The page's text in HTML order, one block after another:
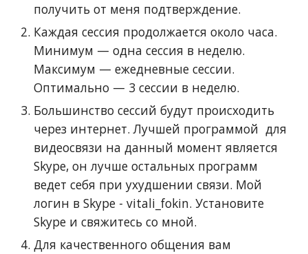
получить от меня подтверждение.
Каждая сессия продолжается около часа.
Минимум — одна сессия в неделю.
Максимум — ежедневные сессии.
Оптимально — 3 сессии в неделю.
Большинство сессий будут происходить
через интернет. Лучшей программой для
видеосвязи на данный момент является
Skype, он лучше остальных программ
ведет себя при ухудшении связи. Мой
логин в Skype - vitali_fokin. Установите
Skype и свяжитесь со мной.
Для качественного общения вам